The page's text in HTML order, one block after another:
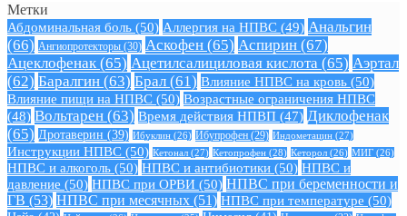
Метки
Абдоминальная боль (50) Аллергия на НПВС (49) Анальгин
(66) Ангиопротекторы (30) Аскофен (65) Аспирин (67)
Ацеклофенак (65) Ацетилсалициловая кислота (65) Аэртал
(62) Баралгин (63) Брал (61) Влияние НПВС на кровь (50)
Влияние пищи на НПВС (50) Возрастные ограничения НПВС
(48) Вольтарен (63) Время действия НПВП (47) Диклофенак
(65) Дротаверин (39) Ибуклин (26) Ибупрофен (29) Индометацин (27)
Инструкции НПВС (50) Кетонал (27) Кетопрофен (28) Кеторол (26) МИГ (26)
НПВС и алкоголь (50) НПВС и антибиотики (50) НПВС и
давление (50) НПВС при ОРВИ (50) НПВС при беременности и
ГВ (53) НПВС при месячных (51) НПВС при температуре (50)